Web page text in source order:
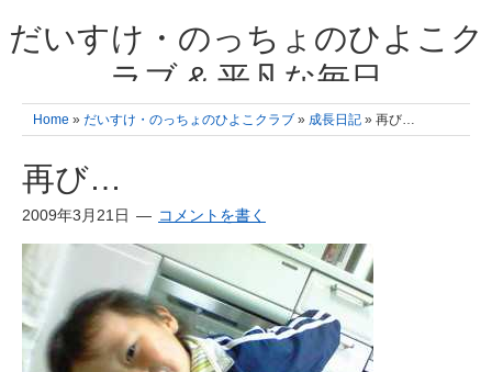
だいすけ・のっちょのひよこク
ラブ & 平凡な毎日
我が家の3人のひよこ成長日記と雑記 何十年後かに、大きくなったひよ
こ達とこの成長記を読み返すことを夢見て。& 3児ママの平凡日記 日々
Home » だいすけ・のっちょのひよこクラブ » 成長日記 » 再び…
再び…
2009年3月21日 コメントを書く